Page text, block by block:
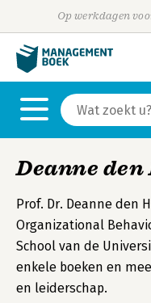
Op werkdagen
Deanne
Prof. Dr. Deanne den
Organizational
School van de
enkele boeken en
en leiderschap.